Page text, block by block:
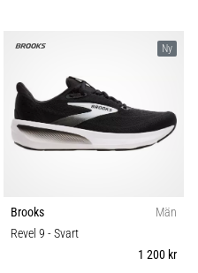
Ny
Brooks
Män
Revel 9 - Svart
1 200 kr